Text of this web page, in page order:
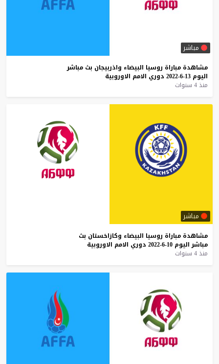
مباشر
مشاهدة مباراة روسيا البيضاء واذربيجان بث مباشر
اليوم 13-6-2022 دوري الامم الاوروبية
منذ 4 سنوات
مباشر
مشاهدة مباراة روسيا البيضاء وكازاخستان بث
مباشر اليوم 10-6-2022 دوري الامم الاوروبية
منذ 4 سنوات